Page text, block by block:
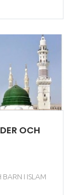
OCH
I ISLAM